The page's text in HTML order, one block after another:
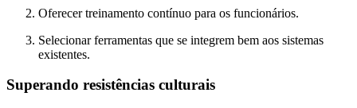
Oferecer treinamento contínuo para os funcionários.
Selecionar ferramentas que se integrem bem aos sistemas
existentes.
Superando resistências culturais